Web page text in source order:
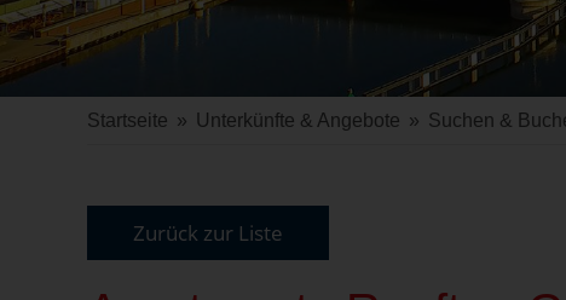
Startseite » Unterkünfte & Angebote » Suchen &
Zurück zur Liste